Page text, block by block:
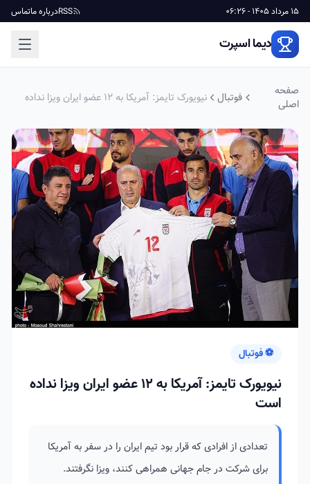
15 مرداد 1405 - 06:26 RSSدرباره ماتماس
دیما اسپرت
صفحه
اصلی
فوتبال
نیویورک تایمز: آمریکا به 12 عضو ایران ویزا نداده
⚽ فوتبال
نیویورک تایمز: آمریکا به 12 عضو ایران ویزا نداده
است
تعدادی از افرادی که قرار بود تیم ایران را در سفر به آمریکا
برای شرکت در جام جهانی همراهی کنند، ویزا نگرفتند.